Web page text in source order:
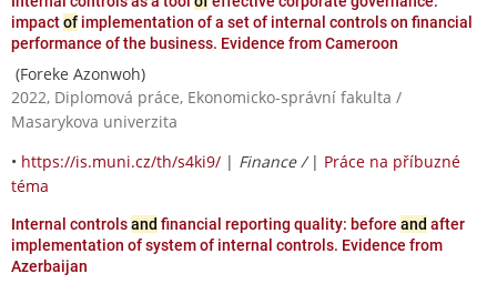
impactof implementation of a set of internal controls on financial
performance of the business. Evidence from Cameroon
(Foreke Azonwoh)
2022, Diplomová práce, Ekonomicko-správní fakulta /
Masarykova univerzita
• https://is.muni.cz/th/s4ki9/ | Finance / | Práce na příbuzné
téma
Internal controlsand financial reporting quality: before and after
implementation of system of internal controls. Evidence from
Azerbaijan